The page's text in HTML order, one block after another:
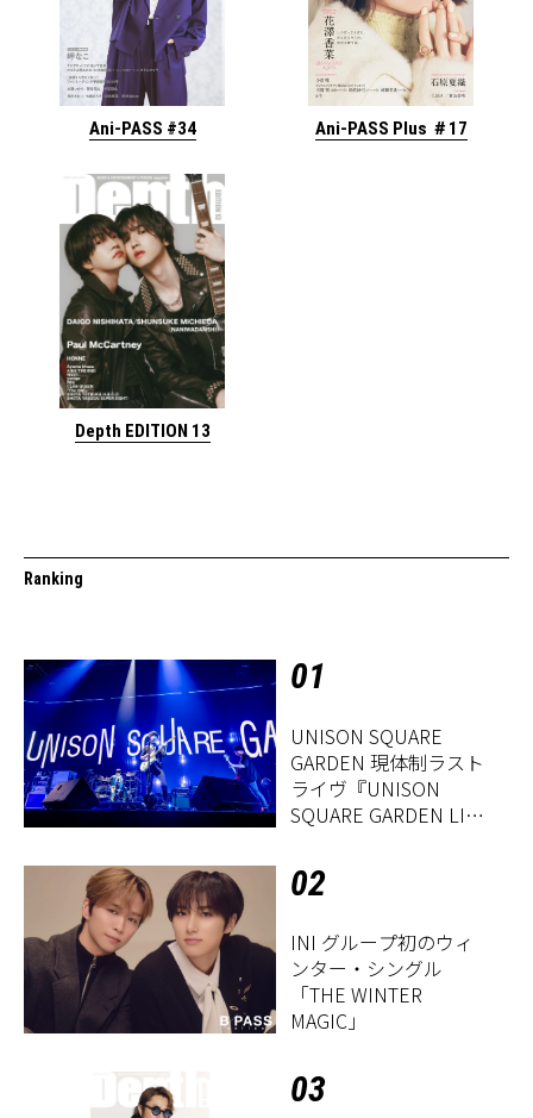
Ani-PASS #34 Ani-PASS Plus ＃17
Depth EDITION 13
Ranking
01
UNISON SQUARE
GARDEN 現体制ラスト
ライヴ『UNISON
SQUARE GARDEN LIVE
Period」』レポート
02
INI グループ初のウィ
ンター・シングル
「THE WINTER
MAGIC」
03